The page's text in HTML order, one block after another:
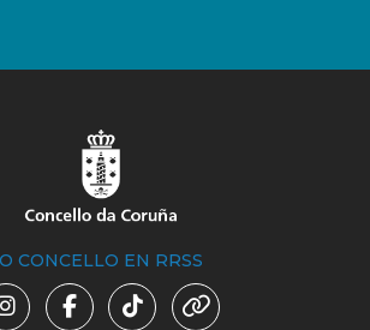
O CONCELLO EN RRSS